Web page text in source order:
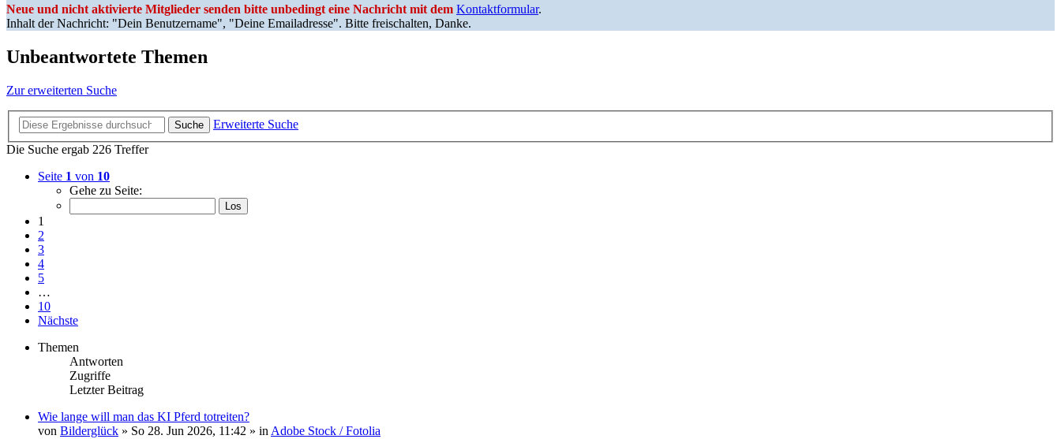
Neue und nicht aktivierte Mitglieder senden bitte unbedingt eine Nachricht mit dem Kontaktformular.
Inhalt der Nachricht: "Dein Benutzername", "Deine Emailadresse". Bitte freischalten, Danke.
Unbeantwortete Themen
Zur erweiterten Suche
Suche
Erweiterte Suche
Die Suche ergab 226 Treffer
Seite 1 von 10
Gehe zu Seite:
1
2
3
4
5
…
10
Nächste
Themen
Antworten
Zugriffe
Letzter Beitrag
Wie lange will man das KI Pferd totreiten?
von Bilderglück » So 28. Jun 2026, 11:42 » in Adobe Stock / Fotolia